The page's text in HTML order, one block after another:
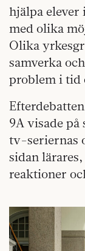
hjälpa
med olika
Olika
samverka
problem i tid
9A visade
tv-seriernas
sidan
reaktioner